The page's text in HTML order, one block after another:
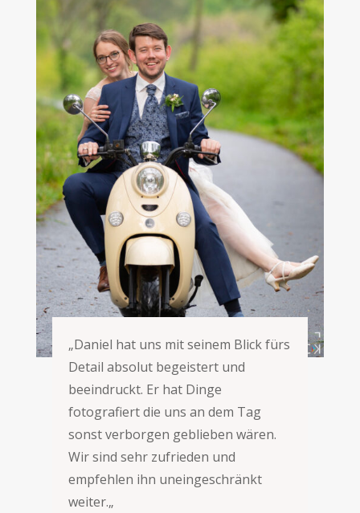
„Daniel hat uns mit seinem Blick fürs
Detail absolut begeistert und
beeindruckt. Er hat Dinge
fotografiert die uns an dem Tag
sonst verborgen geblieben wären.
Wir sind sehr zufrieden und
empfehlen ihn uneingeschränkt
weiter.„